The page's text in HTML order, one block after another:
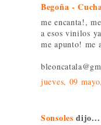
Begoña -
me encanta!,
a esos vinilos
me apunto! me
jueves, 09
Sonsoles dijo...